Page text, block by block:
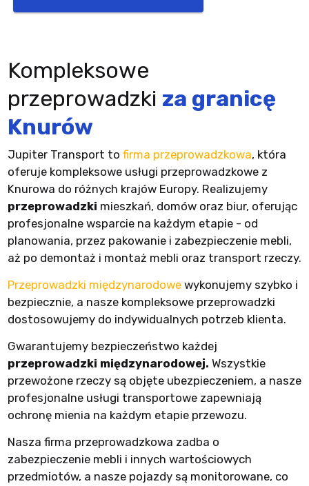
Kompleksowe
przeprowadzki za granicę
Knurów
Jupiter Transport to firma przeprowadzkowa, która
oferuje kompleksowe usługi przeprowadzkowe z
Knurowa do różnych krajów Europy. Realizujemy
przeprowadzki mieszkań, domów oraz biur, oferując
profesjonalne wsparcie na każdym etapie - od
planowania, przez pakowanie i zabezpieczenie mebli,
aż po demontaż i montaż mebli oraz transport rzeczy.
Przeprowadzki międzynarodowewykonujemy szybko i
bezpiecznie, a nasze kompleksowe przeprowadzki
dostosowujemy do indywidualnych potrzeb klienta.
Gwarantujemy bezpieczeństwo każdej
przeprowadzki międzynarodowej. Wszystkie
przewożone rzeczy są objęte ubezpieczeniem, a nasze
profesjonalne usługi transportowe zapewniają
ochronę mienia na każdym etapie przewozu.
Nasza firma przeprowadzkowa zadba o
zabezpieczenie mebli i innych wartościowych
przedmiotów, a nasze pojazdy są monitorowane, co